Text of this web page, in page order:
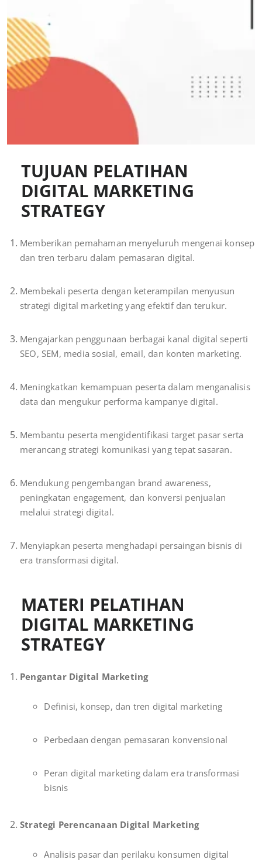
TUJUAN PELATIHAN
DIGITAL MARKETING
STRATEGY
Memberikan pemahaman menyeluruh mengenai konsep
dan tren terbaru dalam pemasaran digital.
Membekali peserta dengan keterampilan menyusun
strategi digital marketing yang efektif dan terukur.
Mengajarkan penggunaan berbagai kanal digital seperti
SEO, SEM, media sosial, email, dan konten marketing.
Meningkatkan kemampuan peserta dalam menganalisis
data dan mengukur performa kampanye digital.
Membantu peserta mengidentifikasi target pasar serta
merancang strategi komunikasi yang tepat sasaran.
Mendukung pengembangan brand awareness,
peningkatan engagement, dan konversi penjualan
melalui strategi digital.
Menyiapkan peserta menghadapi persaingan bisnis di
era transformasi digital.
MATERI PELATIHAN
DIGITAL MARKETING
STRATEGY
Pengantar Digital Marketing
Definisi, konsep, dan tren digital marketing
Perbedaan dengan pemasaran konvensional
Peran digital marketing dalam era transformasi
bisnis
Strategi Perencanaan Digital Marketing
Analisis pasar dan perilaku konsumen digital